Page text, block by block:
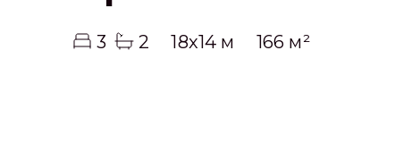
3 2 18x14 м 166 м²